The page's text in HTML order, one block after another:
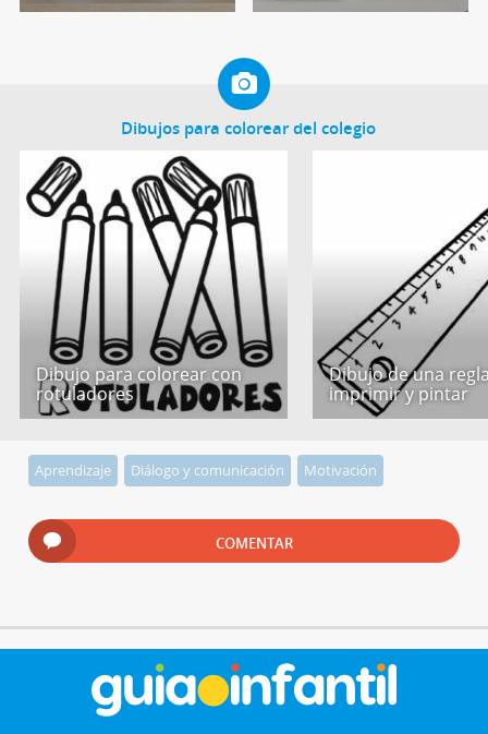
Dibujos para colorear del colegio
Dibujo para colorear con
rotuladores
Dibujo de una
imprimir y pintar
Aprendizaje Diálogo y comunicación Motivación
COMENTAR